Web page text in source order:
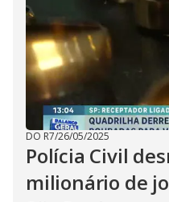
DO R7/26/05/2025
Polícia Civil
milionário de